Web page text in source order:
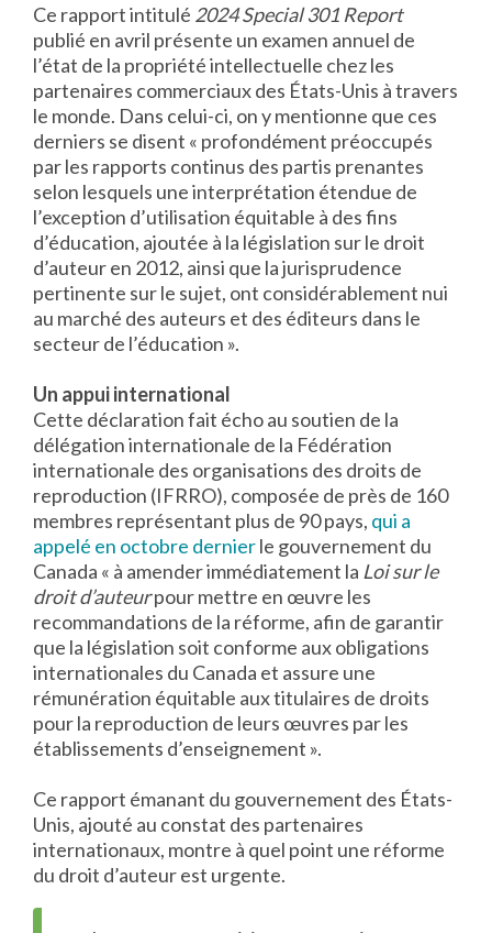
Ce rapport intitulé 2024 Special 301 Report
publié en avril présente un examen annuel de
l’état de la propriété intellectuelle chez les
partenaires commerciaux des États-Unis à travers
le monde. Dans celui-ci, on y mentionne que ces
derniers se disent « profondément préoccupés
par les rapports continus des partis prenantes
selon lesquels une interprétation étendue de
l’exception d’utilisation équitable à des fins
d’éducation, ajoutée à la législation sur le droit
d’auteur en 2012, ainsi que la jurisprudence
pertinente sur le sujet, ont considérablement nui
au marché des auteurs et des éditeurs dans le
secteur de l’éducation ».
Un appui international
Cette déclaration fait écho au soutien de la
délégation internationale de la Fédération
internationale des organisations des droits de
reproduction (IFRRO), composée de près de 160
membres représentant plus de 90 pays, qui a
appelé en octobre dernierle gouvernement du
Canada « à amender immédiatement la Loi sur le
droit d’auteurpour mettre en œuvre les
recommandations de la réforme, afin de garantir
que la législation soit conforme aux obligations
internationales du Canada et assure une
rémunération équitable aux titulaires de droits
pour la reproduction de leurs œuvres par les
établissements d’enseignement ».
Ce rapport émanant du gouvernement des États-
Unis, ajouté au constat des partenaires
internationaux, montre à quel point une réforme
du droit d’auteur est urgente.